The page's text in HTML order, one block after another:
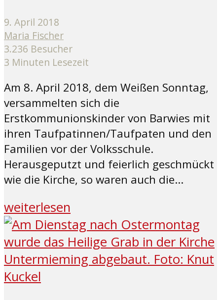
9. April 2018
Maria Fischer
3.236 Besucher
3 Minuten Lesezeit
Am 8. April 2018, dem Weißen Sonntag,
versammelten sich die
Erstkommunionskinder von Barwies mit
ihren Taufpatinnen/Taufpaten und den
Familien vor der Volksschule.
Herausgeputzt und feierlich geschmückt
wie die Kirche, so waren auch die...
weiterlesen